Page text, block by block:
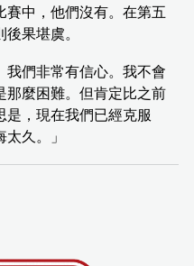
賽中，他們沒有。在第五
果堪虞。
我們非常有信心。我不會
那麼困難。但肯定比之前
是，現在我們已經克服
久。」